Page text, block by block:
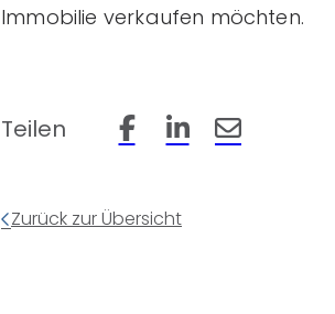
Immobilie verkaufen möchten.
Teilen Beitrag auf Facebook
Beitrag aufBeitrag per
Zurück zur Übersicht